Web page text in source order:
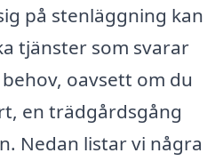
på stenläggning kan
tjänster som svarar
oavsett om du
en trädgårdsgång
Nedan listar vi några